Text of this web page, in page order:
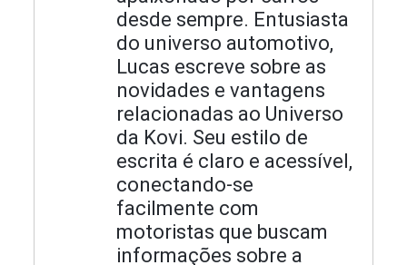
desde sempre. Entusiasta
do universo automotivo,
Lucas escreve sobre as
novidades e vantagens
relacionadas ao Universo
da Kovi. Seu estilo de
escrita é claro e acessível,
conectando-se
facilmente com
motoristas que buscam
informações sobre a